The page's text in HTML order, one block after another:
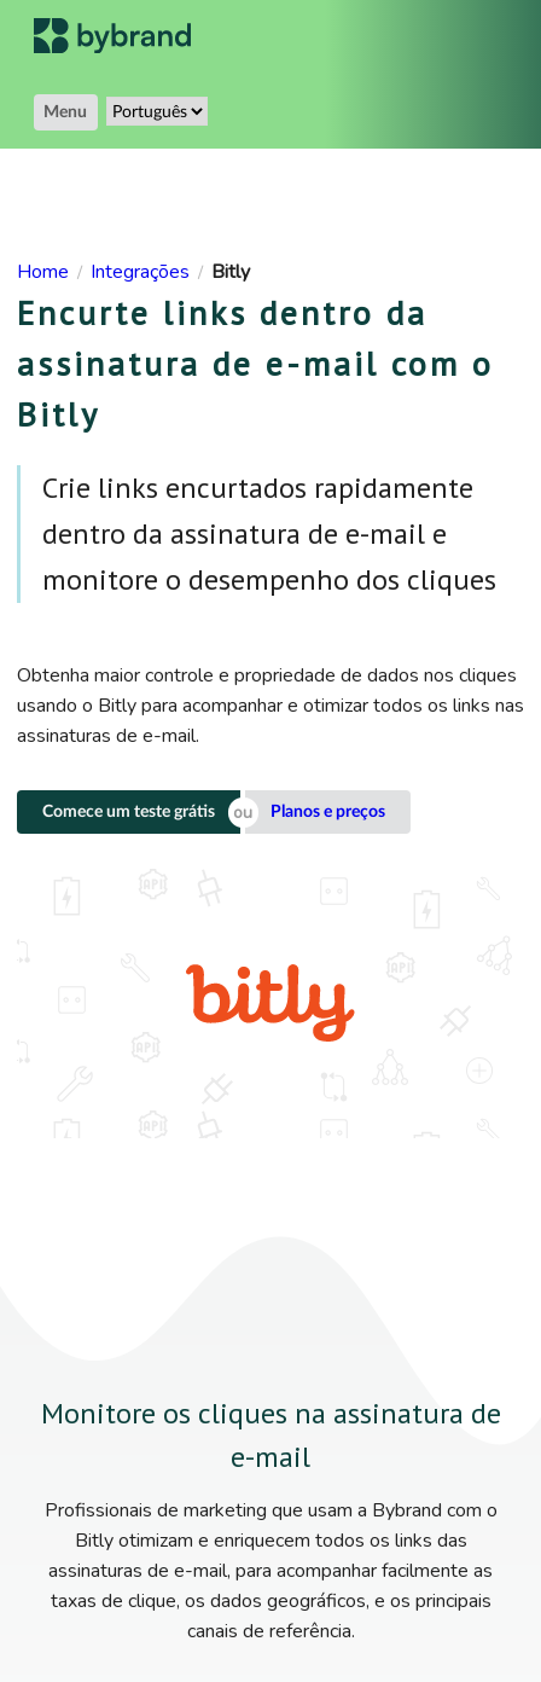
Menu
Home / Integrações / Bitly
Encurte links dentro da
assinatura de e-mail com o
Bitly
Crie links encurtados rapidamente
dentro da assinatura de e-mail e
monitore o desempenho dos cliques
Obtenha maior controle e propriedade de dados nos cliques
usando o Bitly para acompanhar e otimizar todos os links nas
assinaturas de e-mail.
Comece um teste grátis Planos e preços
Monitore os cliques na assinatura de
e-mail
Profissionais de marketing que usam a Bybrand com o
Bitly otimizam e enriquecem todos os links das
assinaturas de e-mail, para acompanhar facilmente as
taxas de clique, os dados geográficos, e os principais
canais de referência.